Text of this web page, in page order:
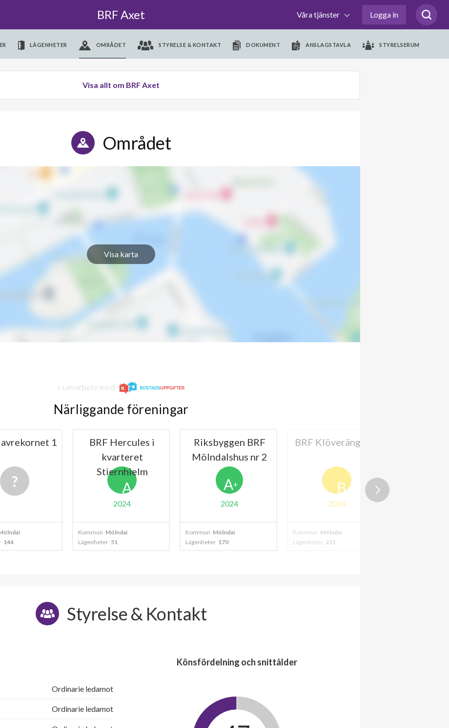
BRF Axet Våra tjänster Logga in
LÄGENHETER OMRÅDET STYRELSE & KONTAKT DOKUMENT ANSLAGSTAVLA STYRELSERUM
Visa allt om BRF Axet
Området
Visa karta
I samarbete med
Närliggande föreningar
1
144
BRF Hercules i
kvarteret
Stiernhielm
A
2024
Kommun Mölndal
Lägenheter 51
Riksbyggen BRF
Mölndalshus nr 2
A+
2024
Kommun Mölndal
Lägenheter 170
BRF Klöverängen 2
B
2024
Kommun Mölndal
Lägenheter 231
Styrelse & Kontakt
Ordinarie ledamot
Ordinarie ledamot
Könsfördelning och snittålder